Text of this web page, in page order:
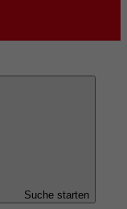
Suche starten